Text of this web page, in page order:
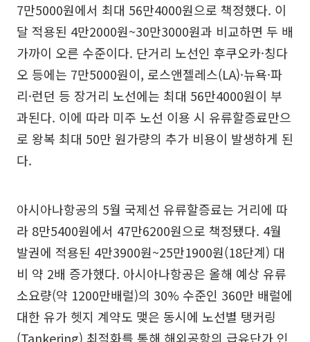
7만5000원에서 최대 56만4000원으로 책정했다. 이
달 적용된 4만2000원~30만3000원과 비교하면 두 배
가까이 오른 수준이다. 단거리 노선인 후쿠오카·칭다
오 등에는 7만5000원이, 로스앤젤레스(LA)·뉴욕·파
리·런던 등 장거리 노선에는 최대 56만4000원이 부
과된다. 이에 따라 미주 노선 이용 시 유류할증료만으
로 왕복 최대 50만 원가량의 추가 비용이 발생하게 된
다.
아시아나항공의 5월 국제선 유류할증료는 거리에 따
라 8만5400원에서 47만6200원으로 책정됐다. 4월
발권에 적용된 4만3900원~25만1900원(18단계) 대
비 약 2배 증가했다. 아시아나항공은 올해 예상 유류
소요량(약 1200만배럴)의 30% 수준인 360만 배럴에
대한 유가 헷지 계약도 맺은 동시에 노선별 탱커링
(Tankering) 최적화를 통해 해외공항의 급유단가 인